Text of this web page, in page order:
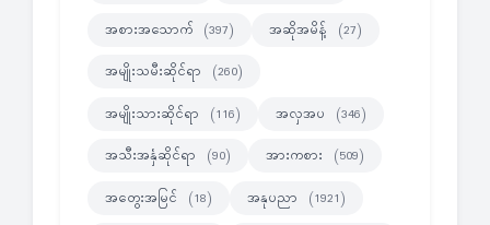
အစားအသောက် (397) အဆိုအမိန့် (27)
အမျိုးသမီးဆိုင်ရာ (260)
အမျိုးသားဆိုင်ရာ (116) အလှအပ (346)
အသီးအနှံဆိုင်ရာ (90) အားကစား (509)
အတွေးအမြင် (18) အနုပညာ (1921)